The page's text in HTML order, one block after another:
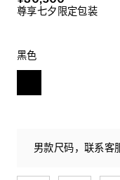
尊享七夕限定包装
黑色
男款尺码，联系客